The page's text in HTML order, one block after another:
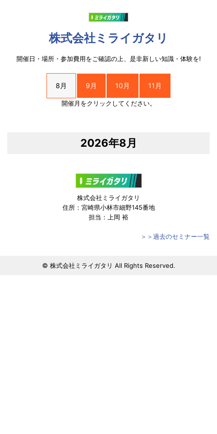
株式会社ミライガタリ
開催日・場所・参加費用をご確認の上、是非新しい知識・体験を!
8月 9月 10月 11月
開催月をクリックしてください。
2026年8月
株式会社ミライガタリ
住所：宮崎県小林市細野145番地
担当：上岡 裕
＞＞過去のセミナー一覧
© 株式会社ミライガタリ All Rights Reserved.